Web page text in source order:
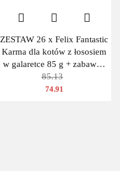
ZESTAW 26 x Felix Fantastic
Karma dla kotów z łososiem
w galaretce 85 g + zabawka
GRATIS
85.13
74.91